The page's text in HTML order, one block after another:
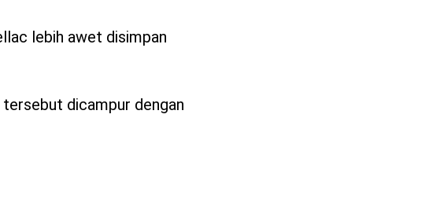
lebih awet disimpan
tersebut dicampur dengan